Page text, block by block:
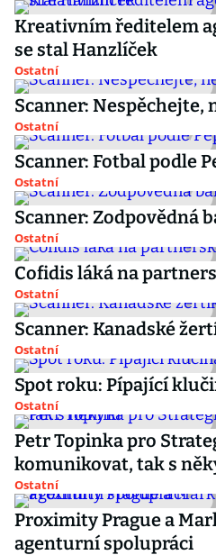
Kreativním ředitelem
se stal Hanzlíček
Ostatní
Scanner: Nespěchejte,
Ostatní
Scanner: Fotbal podle
Ostatní
Scanner: Zodpovědná
Ostatní
Cofidis láká na
Ostatní
Scanner: Kanadské
Ostatní
Spot roku: Pípající
Ostatní
Petr Topinka pro
komunikovat, tak s
Ostatní
Proximity Prague a
agenturní spolupráci